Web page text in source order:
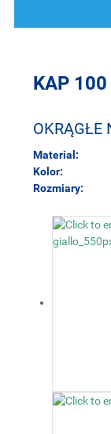
KAP 100
OKRĄGŁE
Material:
Kolor:
Rozmiary: